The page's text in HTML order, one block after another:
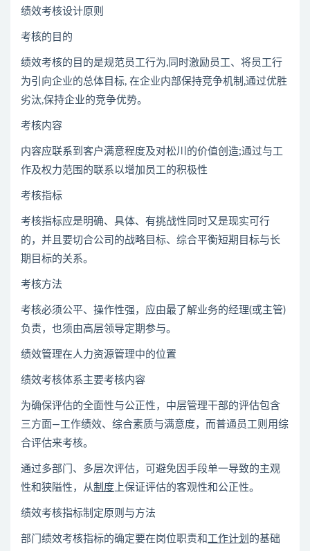
绩效考核设计原则
考核的目的
绩效考核的目的是规范员工行为,同时激励员工、将员工行
为引向企业的总体目标, 在企业内部保持竞争机制,通过优胜
劣汰,保持企业的竞争优势。
考核内容
内容应联系到客户满意程度及对松川的价值创造;通过与工
作及权力范围的联系以增加员工的积极性
考核指标
考核指标应是明确、具体、有挑战性同时又是现实可行
的，并且要切合公司的战略目标、综合平衡短期目标与长
期目标的关系。
考核方法
考核必须公平、操作性强，应由最了解业务的经理(或主管)
负责，也须由高层领导定期参与。
绩效管理在人力资源管理中的位置
绩效考核体系主要考核内容
为确保评估的全面性与公正性，中层管理干部的评估包含
三方面—工作绩效、综合素质与满意度，而普通员工则用综
合评估来考核。
通过多部门、多层次评估，可避免因手段单一导致的主观
性和狭隘性，从制度 上保证评估的客观性和公正性。
绩效考核指标制定原则与方法
部门绩效考核指标的确定要在岗位职责和 工作计划 的基础